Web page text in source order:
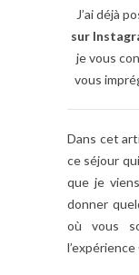
J’ai déjà
sur
je vous
vous
Dans cet
ce séjour
que je
donner
où vous
l’expérience